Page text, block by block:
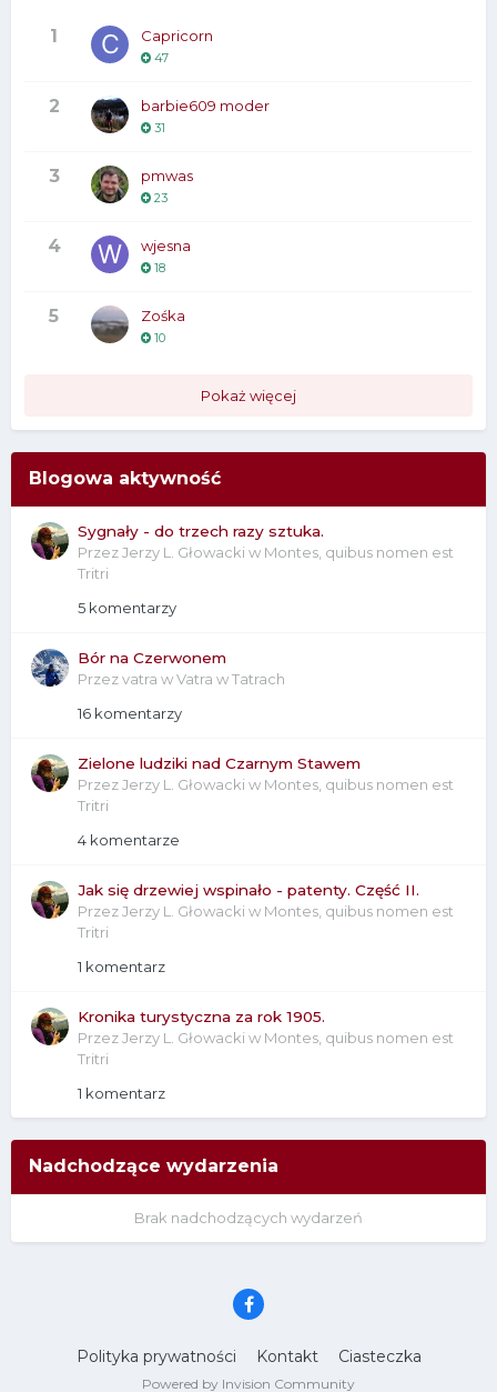
1 Capricorn
47
2 barbie609 moder
31
3 pmwas
23
4 wjesna
18
5 Zośka
10
Pokaż więcej
Blogowa aktywność
Sygnały - do trzech razy sztuka.
PrzezJerzy L. Głowacki w Montes, quibus nomen est
Tritri
5 komentarzy
Bór na Czerwonem
Przezvatra wVatra w Tatrach
16 komentarzy
Zielone ludziki nad Czarnym Stawem
PrzezJerzy L. Głowacki w Montes, quibus nomen est
Tritri
4 komentarze
Jak się drzewiej wspinało - patenty. Część II.
PrzezJerzy L. Głowacki w Montes, quibus nomen est
Tritri
1 komentarz
Kronika turystyczna za rok 1905.
PrzezJerzy L. Głowacki w Montes, quibus nomen est
Tritri
1 komentarz
Nadchodzące wydarzenia
Brak nadchodzących wydarzeń
Polityka prywatności Kontakt Ciasteczka
Powered by Invision Community